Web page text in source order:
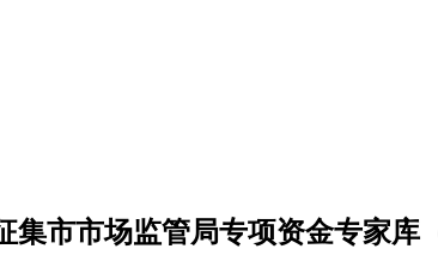
集市市场监管局专项资金专家库